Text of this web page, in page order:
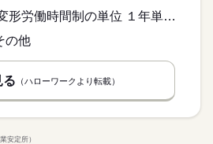
変形労働時間制 変形労働時間制の単位 １年単位 就業時間１ 8時00分〜17時00分
の他
る （ハローワークより転載）
安定所）